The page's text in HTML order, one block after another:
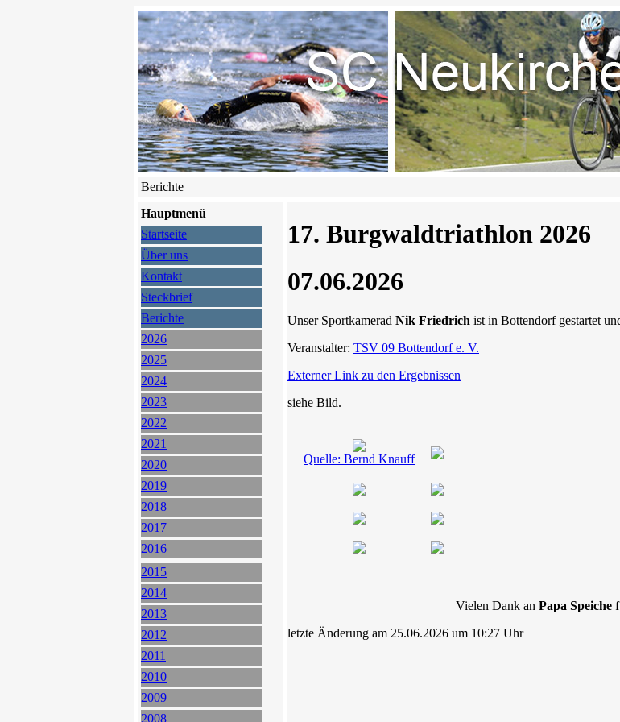
Berichte
Hauptmenü
Startseite
Über uns
Kontakt
Steckbrief
Berichte
2026
2025
2024
2023
2022
2021
2020
2019
2018
2017
2016
2015
2014
2013
2012
2011
2010
2009
2008
17. Burgwaldtriathlon 2026
07.06.2026
Unser Sportkamerad Nik Friedrich ist in Bottendorf gestartet
Veranstalter: TSV 09 Bottendorf e. V.
Externer Link zu den Ergebnissen
siehe Bild.
Quelle: Bernd Knauff
Vielen Dank an Papa Speiche
letzte Änderung am 25.06.2026 um 10:27 Uhr